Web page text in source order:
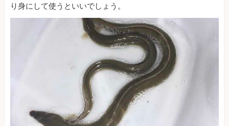
り身にして使うといいでしょう。